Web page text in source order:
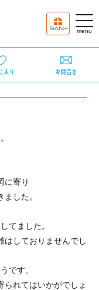
に寄り
した。
てました。
はしておりませんでし
です。
られてはいかがでしょ